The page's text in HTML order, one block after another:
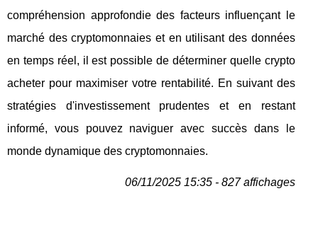
compréhension approfondie des facteurs influençant le
marché des cryptomonnaies et en utilisant des données
en temps réel, il est possible de déterminer quelle crypto
acheter pour maximiser votre rentabilité. En suivant des
stratégies d'investissement prudentes et en restant
informé, vous pouvez naviguer avec succès dans le
monde dynamique des cryptomonnaies.
06/11/2025 15:35 - 827 affichages